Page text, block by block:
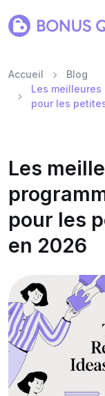
Accueil
Blog
Les
pour les
Les
pour les
en 2026